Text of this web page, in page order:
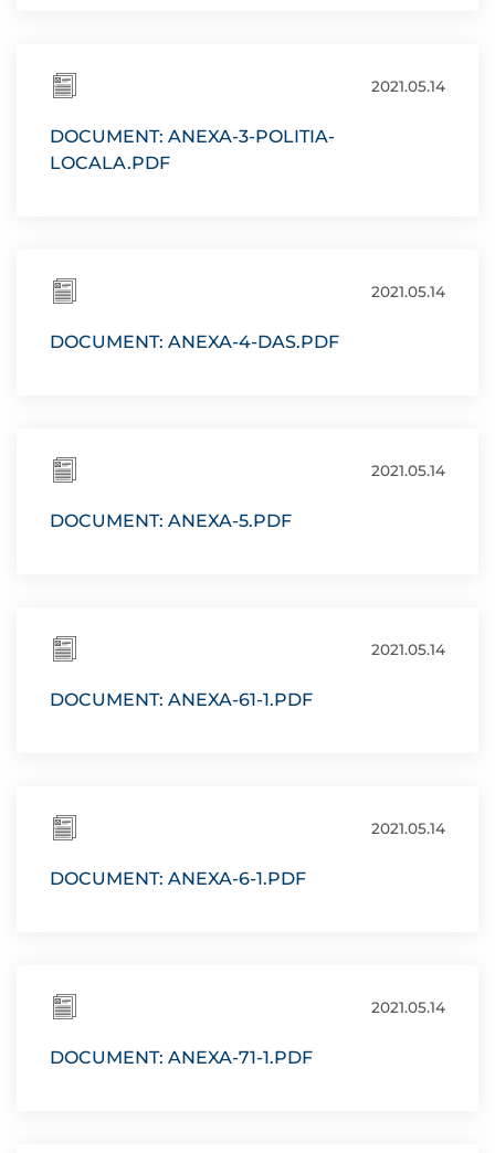
2021.05.14
DOCUMENT: ANEXA-3-POLITIA-
LOCALA.PDF
2021.05.14
DOCUMENT: ANEXA-4-DAS.PDF
2021.05.14
DOCUMENT: ANEXA-5.PDF
2021.05.14
DOCUMENT: ANEXA-61-1.PDF
2021.05.14
DOCUMENT: ANEXA-6-1.PDF
2021.05.14
DOCUMENT: ANEXA-71-1.PDF